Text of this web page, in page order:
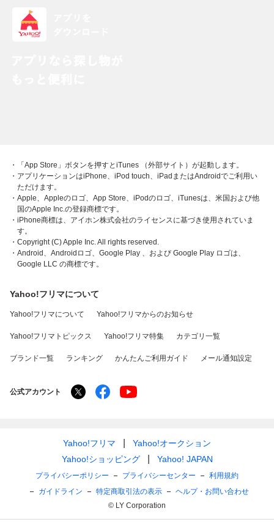
・「App Store」ボタンを押すとiTunes （外部サイト）が起動します。
・アプリケーションはiPhone、iPod touch、iPadまたはAndroidでご利用い
ただけます。
・Apple、Appleのロゴ、App Store、iPodのロゴ、iTunesは、米国および他
国のApple Inc.の登録商標です。
・iPhone商標は、アイホン株式会社のライセンスに基づき使用されていま
す。
・Copyright (C) Apple Inc. All rights reserved.
・Android、Androidロゴ、Google Play 、および Google Play ロゴは、
Google LLC の商標です。
Yahoo!フリマについて
Yahoo!フリマについて Yahoo!フリマからのお知らせ
Yahoo!フリマトピックス Yahoo!フリマ特集 カテゴリ一覧
ブランド一覧 ランキング かんたんご利用ガイド メール通知設定
公式アカウント
Yahoo!フリマ
Yahoo!オークション
Yahoo!ショッピング
Yahoo! JAPAN
プライバシーポリシー プライバシーセンター
利用規約
ガイドライン
特定商取引法の表示
ヘルプ・お問い合わせ
© LY Corporation